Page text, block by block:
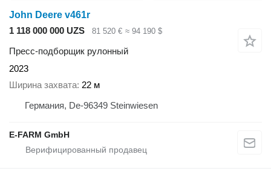
John Deere v461r
1 118 000 000 UZS
81 520 € ≈ 94 190 $
Пресс-подборщик рулонный
2023
Ширина захвата 22 м
Германия, De-96349 Steinwiesen
E-FARM GmbH